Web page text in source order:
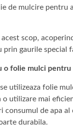
de mulcire pentru
scop,
gaurile special
o folie mulci
utilizeaza folie
utilizare mai
consumul de apa
durabila.